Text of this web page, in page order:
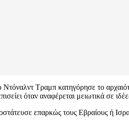
Τραμπ κατηγόρησε το
όταν αναφέρεται μειωτικά σε
επαρκώς τους Εβραίους ή